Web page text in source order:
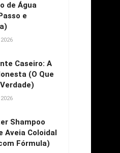
de Água
e
Caseiro: A
(O Que
Shampoo
Aveia Coloidal
Fórmula)